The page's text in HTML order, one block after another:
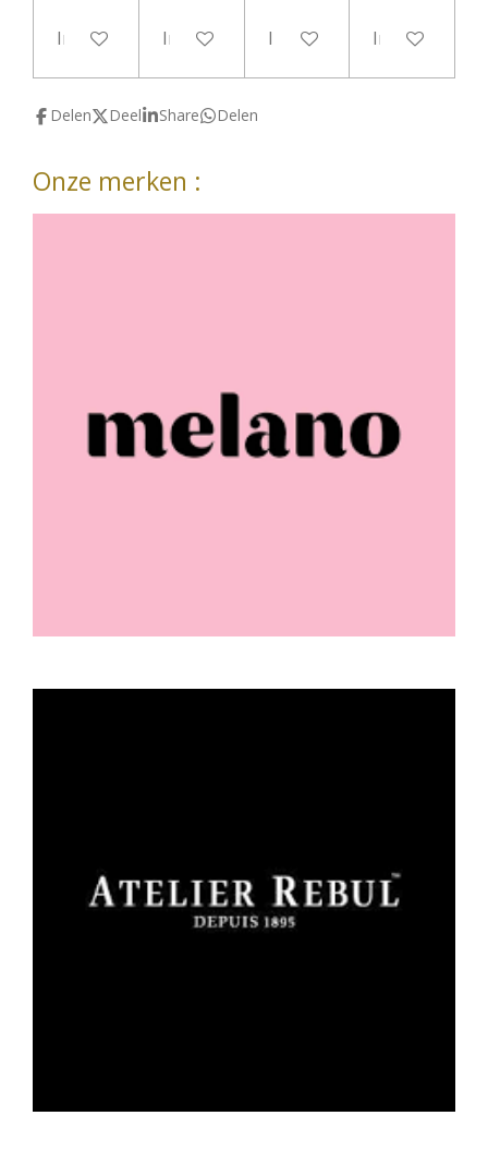
In winkelwagenIn winkelwagenIn winkelwagenIn
Delen Deel Share Delen
Onze merken :